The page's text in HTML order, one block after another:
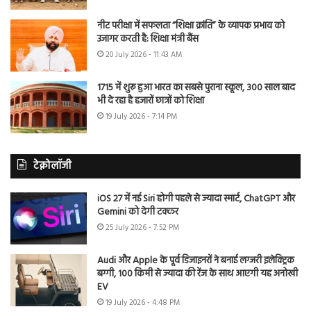
नीट परीक्षा में सफलता “शिक्षा क्रांति” के व्यापक प्रभाव को
उजागर करती है: शिक्षा मंत्री बैंस
20 July 2026 - 11:43 AM
1715 में शुरू हुआ भारत का सबसे पुराना स्कूल, 300 साल बाद
भी दे रहा है हजारों छात्रों को शिक्षा
19 July 2026 - 7:14 PM
टेक्नोलॉजी
iOS 27 में नई Siri होगी पहले से ज्यादा स्मार्ट, ChatGPT और
Gemini को देगी टक्कर
25 July 2026 - 7:52 PM
Audi और Apple के पूर्व डिजाइनरों ने बनाई लग्जरी इलेक्ट्रिक
बग्गी, 100 किमी से ज्यादा की रेंज के साथ आएगी यह अनोखी
EV
19 July 2026 - 4:48 PM